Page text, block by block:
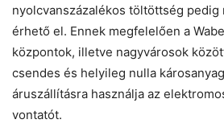
nyolcvanszázalékos töltöttség pedig
érhető el. Ennek megfelelően a
központok, illetve nagyvárosok
csendes és helyileg nulla
áruszállításra használja az
vontatót.